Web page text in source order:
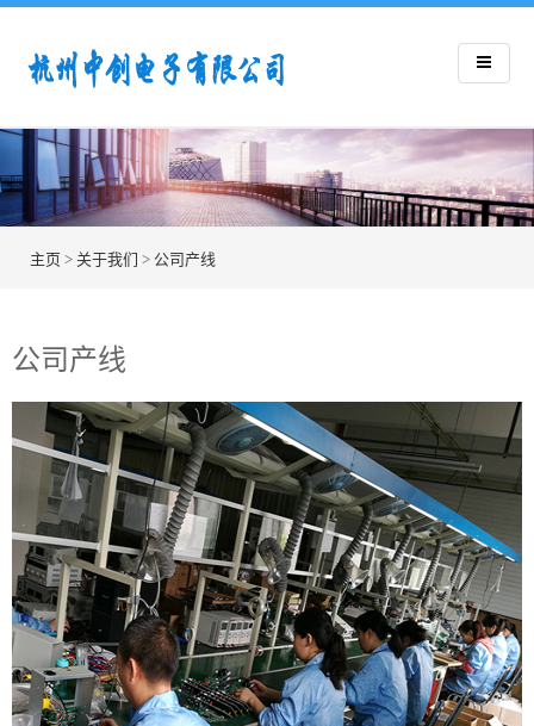
主页 > 关于我们 > 公司产线
公司产线